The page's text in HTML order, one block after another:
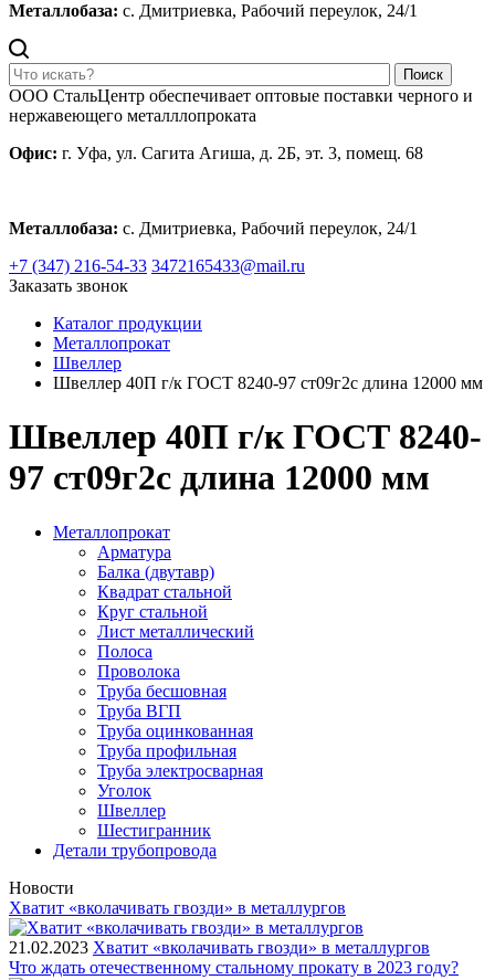
Металлобаза: с. Дмитриевка, Рабочий переулок, 24/1
Поиск
ООО СтальЦентр обеспечивает оптовые поставки черного и
нержавеющего металллопроката
Офис: г. Уфа, ул. Сагита Агиша, д. 2Б, эт. 3, помещ. 68
Металлобаза: с. Дмитриевка, Рабочий переулок, 24/1
+7 (347) 216-54-33 3472165433@mail.ru
Заказать звонок
Каталог продукции
Металлопрокат
Швеллер
Швеллер 40П г/к ГОСТ 8240-97 ст09г2с длина 12000 мм
Швеллер 40П г/к ГОСТ 8240-
97 ст09г2с длина 12000 мм
Металлопрокат
Арматура
Балка (двутавр)
Квадрат стальной
Круг стальной
Лист металлический
Полоса
Проволока
Труба бесшовная
Труба ВГП
Труба оцинкованная
Труба профильная
Труба электросварная
Уголок
Швеллер
Шестигранник
Детали трубопровода
Новости
Хватит «вколачивать гвозди» в металлургов
21.02.2023 Хватит «вколачивать гвозди» в металлургов
Что ждать отечественному стальному прокату в 2023 году?